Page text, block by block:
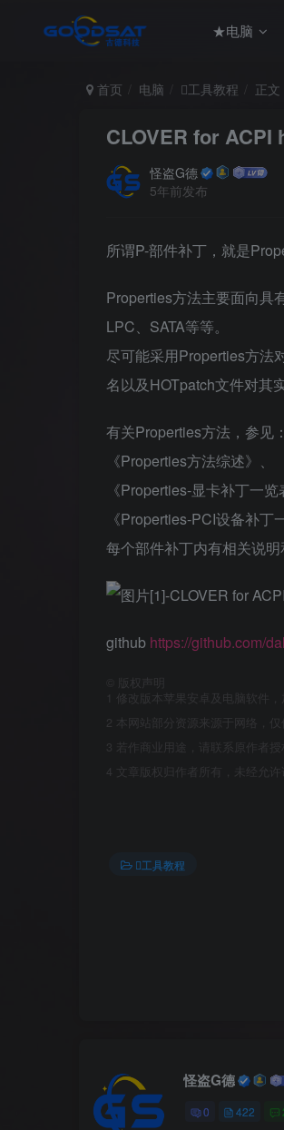
★电脑
首页 电脑 工具教程 正文
CLOVER for
怪盗G德
5年前发布
所谓P-部件补丁，就是
Properties方法主要面向具
LPC、SATA等等。
尽可能采用Properties方法
名以及HOTpatch文件对其
有关Properties方法，参见：
《Properties方法综述》、
《Properties-显卡补丁一览
《Properties-PCI设备补丁
每个部件补丁内有相关说明
github https://github.com/
版权声明
1
修改版本苹果安卓及电脑软件
2 本网站部分资源来源于网络，
3 若作商业用途，请联系原作者
4 文章版权归作者所有，未经允许
工具教程
怪盗G德
0 422